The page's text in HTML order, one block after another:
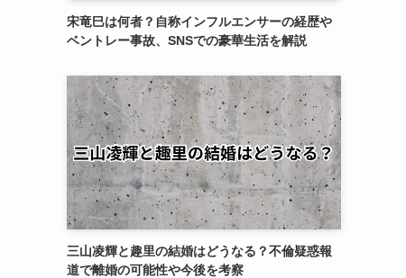
宋竜巳は何者？自称インフルエンサーの経歴や
ベントレー事故、SNSでの豪華生活を解説
三山凌輝と趣里の結婚はどうなる？不倫疑惑報
道で離婚の可能性や今後を考察